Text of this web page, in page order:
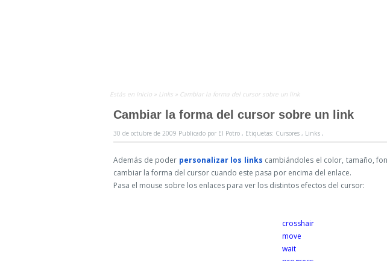
Estás en Inicio » Links » Cambiar la forma del cursor sobre un link
Cambiar la forma del cursor sobre un link
30 de octubre de 2009 Publicado por El Potro , Etiquetas: Cursores , Links ,
Además de poder personalizar los links cambiándoles el color, tamaño,
cambiar la forma del cursor cuando este pasa por encima del enlace.
Pasa el mouse sobre los enlaces para ver los distintos efectos del cursor:
crosshair
move
wait